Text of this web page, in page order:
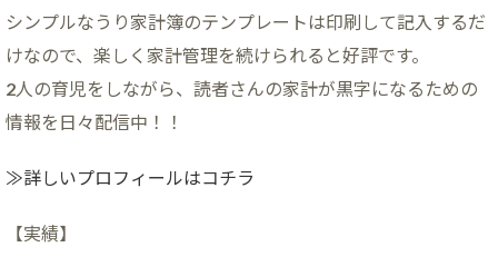
シンプルなうり家計簿のテンプレートは印刷して記入するだ
けなので、楽しく家計管理を続けられると好評です。
2人の育児をしながら、読者さんの家計が黒字になるための
情報を日々配信中！！
≫詳しいプロフィールはコチラ
【実績】